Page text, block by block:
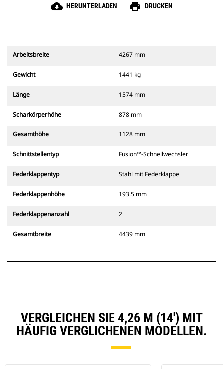
cloud_download HERUNTERLADEN print DRUCKEN
Arbeitsbreite 4267 mm
Gewicht 1441 kg
Länge 1574 mm
Scharkörperhöhe 878 mm
Gesamthöhe 1128 mm
Schnittstellentyp Fusion™-Schnellwechsler
Federklappentyp Stahl mit Federklappe
Federklappenhöhe 193.5 mm
Federklappenanzahl 2
Gesamtbreite 4439 mm
VERGLEICHEN SIE 4,26 M (14') MIT
HÄUFIG VERGLICHENEN MODELLEN.